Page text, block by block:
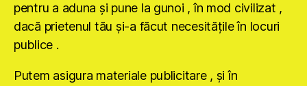
pentru a aduna şi pune la gunoi , în mod civilizat ,
dacă prietenul tău şi-a făcut necesităţile în locuri
publice .
Putem asigura materiale publicitare , şi în